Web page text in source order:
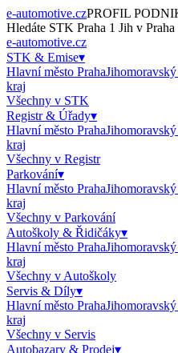
e-automotive.czPROFIL
Hledáte STK Praha 1 Jih v Praha
e-automotive.cz
STK & Emise▾
Hlavní město Praha
kraj
Všechny v STK
Registr & Úřady▾
Hlavní město Praha
kraj
Všechny v Registr
Parkování▾
Hlavní město Praha
kraj
Všechny v Parkování
Autoškoly & Řidičáky▾
Hlavní město Praha
kraj
Všechny v Autoškoly
Servis & Díly▾
Hlavní město Praha
kraj
Všechny v Servis
Autobazary & Prodej▾